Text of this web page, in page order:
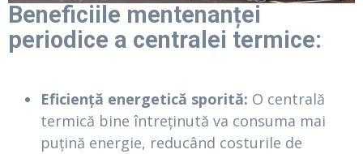
Beneficiile mentenanței
periodice a centralei termice:
Eficiență energetică sporită: O centrală
termică bine întreținută va consuma mai
puțină energie, reducând costurile de